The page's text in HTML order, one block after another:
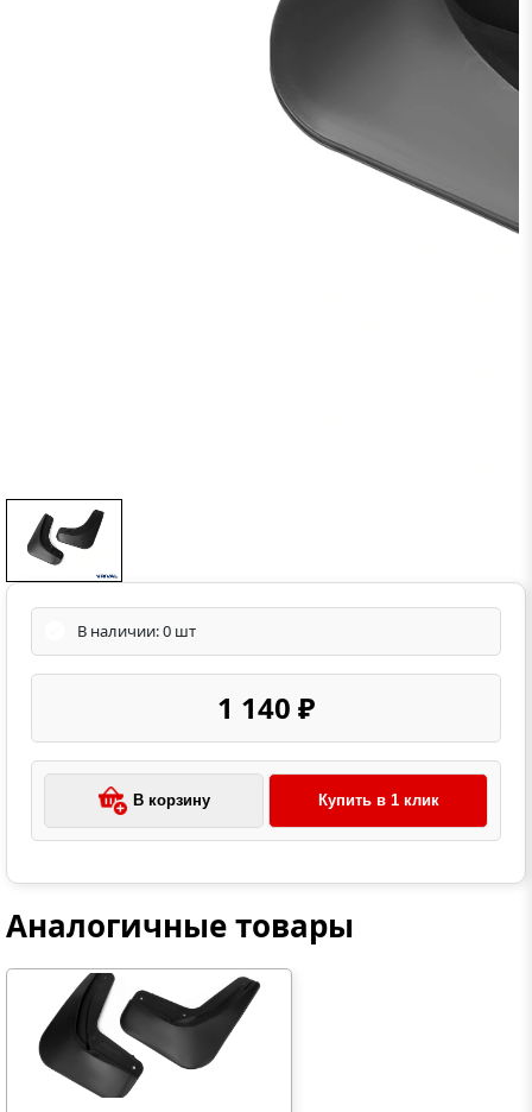
В наличии: 0 шт
1 140 ₽
В корзину Купить в 1 клик
Аналогичные товары